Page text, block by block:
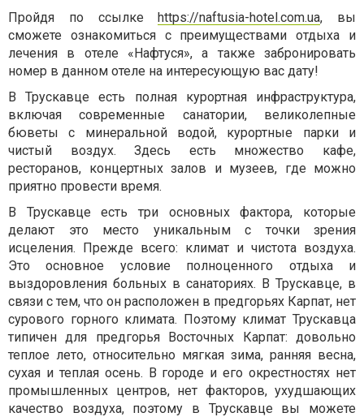
Пройдя по ссылкеhttps://naftusia-hotel.com.ua, вы
сможете ознакомиться с преимуществами отдыха и
лечения в отеле «Нафтуся», а также забронировать
номер в данном отеле на интересующую вас дату!
В Трускавце есть полная курортная инфраструктура,
включая современные санатории, великолепные
бюветы с минеральной водой, курортные парки и
чистый воздух. Здесь есть множество кафе,
ресторанов, концертных залов и музеев, где можно
приятно провести время.
В Трускавце есть три основных фактора, которые
делают это место уникальным с точки зрения
исцеления. Прежде всего: климат и чистота воздуха.
Это основное условие полноценного отдыха и
выздоровления больных в санаториях. В Трускавце, в
связи с тем, что он расположен в предгорьях Карпат, нет
сурового горного климата. Поэтому климат Трускавца
типичен для предгорья Восточных Карпат: довольно
теплое лето, относительно мягкая зима, ранняя весна,
сухая и теплая осень. В городе и его окрестностях нет
промышленных центров, нет факторов, ухудшающих
качество воздуха, поэтому в Трускавце вы можете